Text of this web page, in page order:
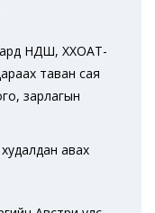
сард НДШ, ХХОАТ-
таван сая
зарлагын
худалдан авах